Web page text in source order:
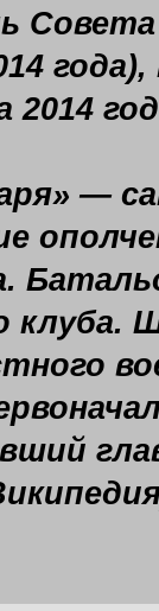
2014
—
клуба.